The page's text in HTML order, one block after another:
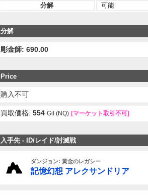
分解
可能
分解
彫金師: 690.00
Price
購入不可
買取価格:554 Gil (NQ) [マーケット取引不可]
入手先 - ID/レイド/討滅戦
ダンジョン: 黄金のレガシー
記憶幻想 アレクサンドリア